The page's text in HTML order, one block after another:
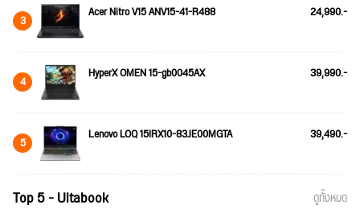
3 Acer Nitro V15 ANV15-41-R488 24,990.-
4 HyperX OMEN 15-gb0045AX 39,990.-
5 Lenovo LOQ 15IRX10-83JE00MGTA 39,490.-
Top 5 - Ultabook ดูทั้งหมด